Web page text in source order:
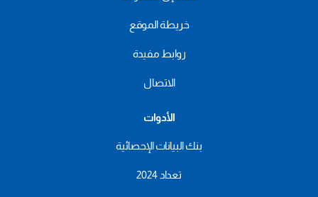
خريطة الموقع
روابط مفيدة
الاتصال
الأدوات
بنك البيانات الإحصائية
تعداد 2024